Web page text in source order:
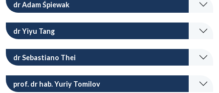
dr Adam Śpiewak
dr Yiyu Tang
dr Sebastiano Thei
prof. dr hab. Yuriy Tomilov